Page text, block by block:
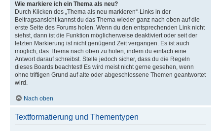
Wie markiere ich ein Thema als neu?
Durch Klicken des „Thema als neu markieren“-Links in der
Beitragsansicht kannst du das Thema wieder ganz nach oben auf die
erste Seite des Forums holen. Wenn du den entsprechenden Link nicht
siehst, dann ist die Funktion möglicherweise deaktiviert oder seit der
letzten Markierung ist nicht genügend Zeit vergangen. Es ist auch
möglich, das Thema nach oben zu holen, indem du einfach eine
Antwort darauf schreibst. Stelle jedoch sicher, dass du die Regeln
dieses Boards beachtest! Es wird meist nicht gerne gesehen, wenn
ohne triftigen Grund auf alte oder abgeschlossene Themen geantwortet
wird.
Nach oben
Textformatierung und Thementypen